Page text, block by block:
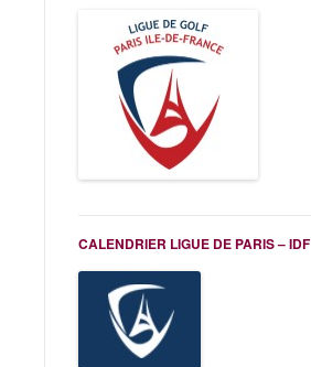
CALENDRIER LIGUE DE PARIS – IDF